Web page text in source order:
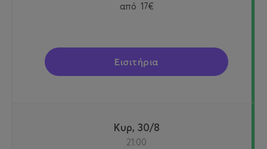
από 17€
Εισιτήρια
Κυρ, 30/8
21:00